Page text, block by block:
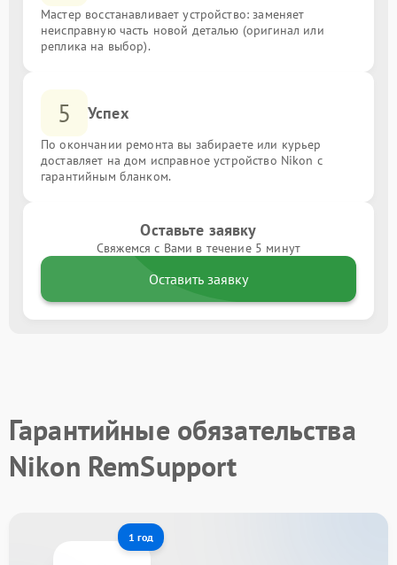
Мастер восстанавливает устройство: заменяет
неисправную часть новой деталью (оригинал или
реплика на выбор).
5 Успех
По окончании ремонта вы забираете или курьер
доставляет на дом исправное устройство Nikon с
гарантийным бланком.
Оставьте заявку
Свяжемся с Вами в течение 5 минут
Оставить заявку
Гарантийные обязательства
Nikon RemSupport
1 год